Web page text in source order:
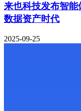
来也科技发布智
数据资产时代
2025-09-25